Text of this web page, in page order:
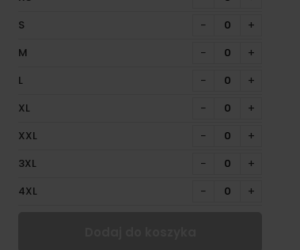
S − +
M − +
L − +
XL − +
XXL − +
3XL − +
4XL − +